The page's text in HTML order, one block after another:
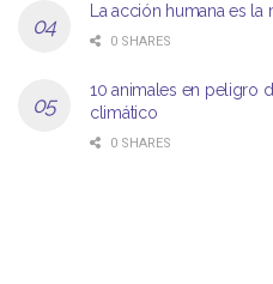
La acción humana es
0 SHARES
10 animales en peligro
climático
0 SHARES